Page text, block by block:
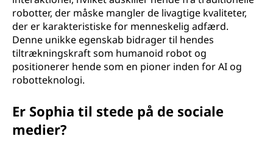
robotter, der måske mangler de livagtige kvaliteter,
der er karakteristiske for menneskelig adfærd.
Denne unikke egenskab bidrager til hendes
tiltrækningskraft som humanoid robot og
positionerer hende som en pioner inden for AI og
robotteknologi.
Er Sophia til stede på de sociale
medier?